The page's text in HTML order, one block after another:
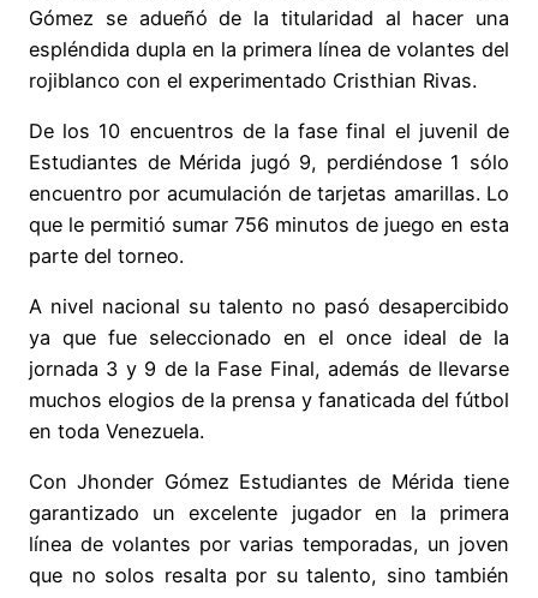
Gómez se adueñó de la titularidad al hacer una
espléndida dupla en la primera línea de volantes del
rojiblanco con el experimentado Cristhian Rivas.
De los 10 encuentros de la fase final el juvenil de
Estudiantes de Mérida jugó 9, perdiéndose 1 sólo
encuentro por acumulación de tarjetas amarillas. Lo
que le permitió sumar 756 minutos de juego en esta
parte del torneo.
A nivel nacional su talento no pasó desapercibido
ya que fue seleccionado en el once ideal de la
jornada 3 y 9 de la Fase Final, además de llevarse
muchos elogios de la prensa y fanaticada del fútbol
en toda Venezuela.
Con Jhonder Gómez Estudiantes de Mérida tiene
garantizado un excelente jugador en la primera
línea de volantes por varias temporadas, un joven
que no solos resalta por su talento, sino también